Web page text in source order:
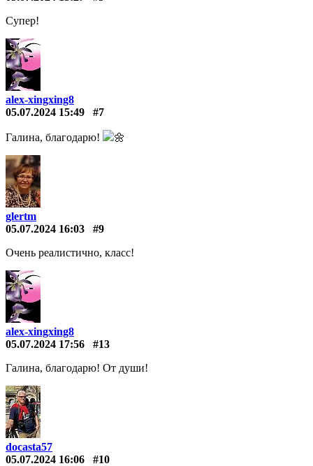
Супер!
alex-xingxing8
05.07.2024 15:49
#7
Галина, благодарю! 🌼
glertm
05.07.2024 16:03
#9
Очень реалистично, класс!
alex-xingxing8
05.07.2024 17:56
#13
Галина, благодарю! От души!
docasta57
05.07.2024 16:06
#10